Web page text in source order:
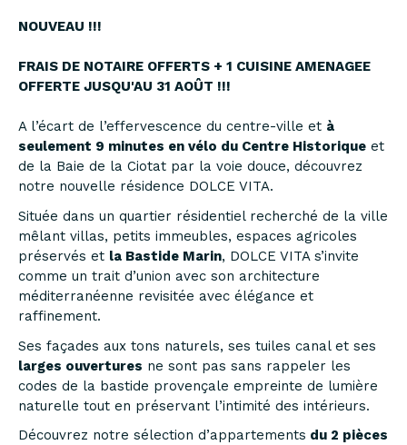
NOUVEAU !!!
FRAIS DE NOTAIRE OFFERTS + 1 CUISINE AMENAGEE
OFFERTE JUSQU'AU 31 AOÛT !!!
A l’écart de l’effervescence du centre-ville et à
seulement 9 minutes en vélo du Centre Historique et
de la Baie de la Ciotat par la voie douce, découvrez
notre nouvelle résidence DOLCE VITA.
Située dans un quartier résidentiel recherché de la ville
mêlant villas, petits immeubles, espaces agricoles
préservés et la Bastide Marin, DOLCE VITA s’invite
comme un trait d’union avec son architecture
méditerranéenne revisitée avec élégance et
raffinement.
Ses façades aux tons naturels, ses tuiles canal et ses
larges ouvertures ne sont pas sans rappeler les
codes de la bastide provençale empreinte de lumière
naturelle tout en préservant l’intimité des intérieurs.
Découvrez notre sélection d’appartements du 2 pièces